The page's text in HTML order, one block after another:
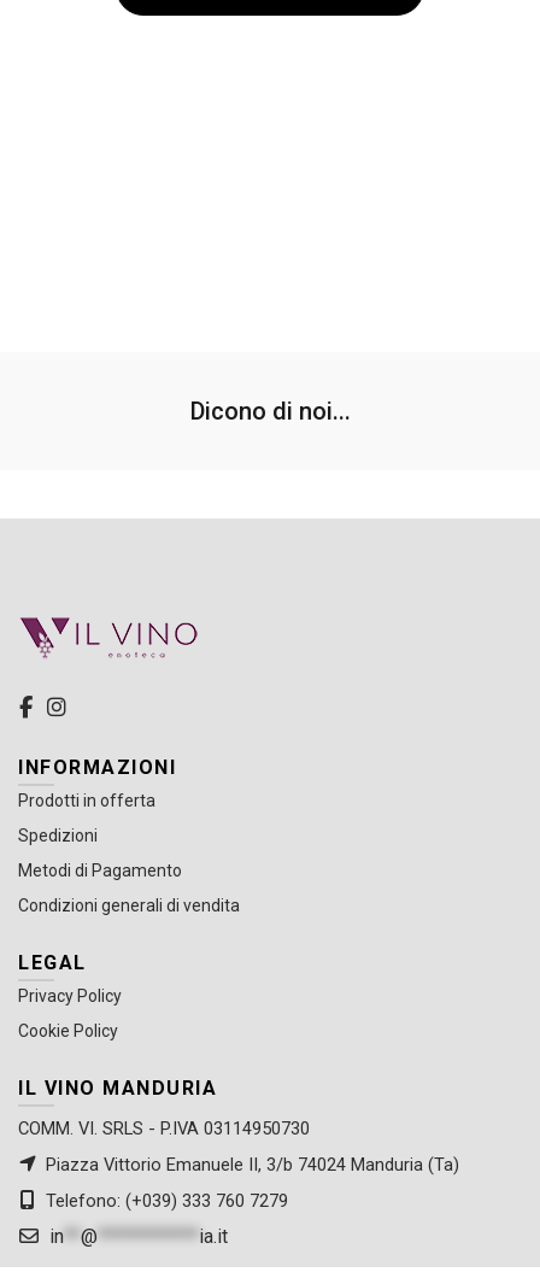
Dicono di noi...
INFORMAZIONI
Prodotti in offerta
Spedizioni
Metodi di Pagamento
Condizioni generali di vendita
LEGAL
Privacy Policy
Cookie Policy
IL VINO MANDURIA
COMM. VI. SRLS - P.IVA 03114950730
Piazza Vittorio Emanuele II, 3/b 74024 Manduria (Ta)
Telefono: (+039) 333 760 7279
in ** @ ************ ia.it